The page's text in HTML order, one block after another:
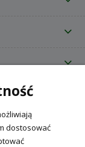
Tęczowa 31, 29-100
dostosować